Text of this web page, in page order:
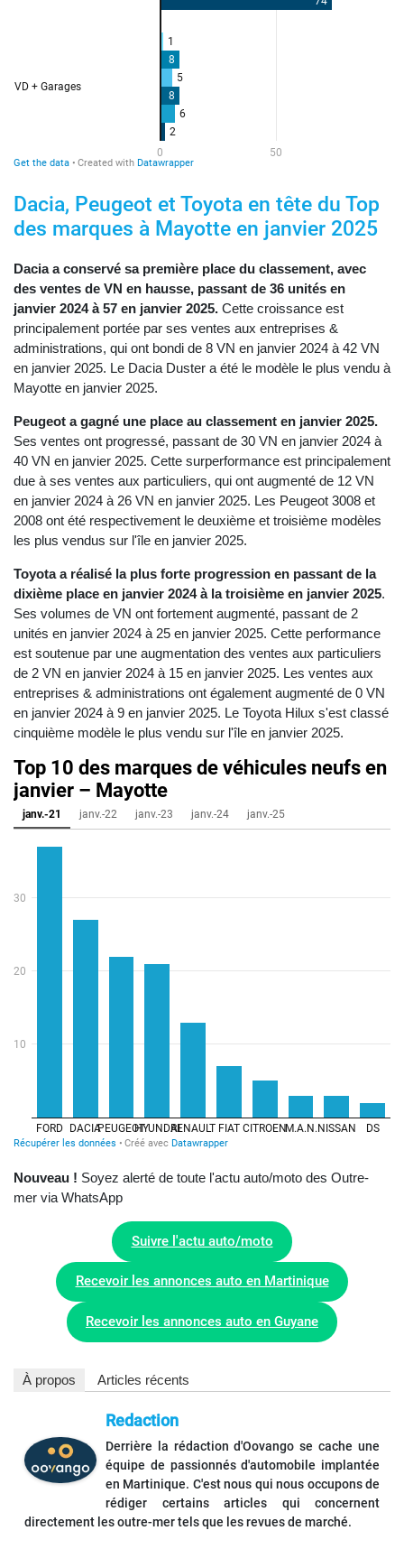
Dacia, Peugeot et Toyota en tête du Top
des marques à Mayotte en janvier 2025
Dacia a conservé sa première place du classement, avec
des ventes de VN en hausse, passant de 36 unités en
janvier 2024 à 57 en janvier 2025. Cette croissance est
principalement portée par ses ventes aux entreprises &
administrations, qui ont bondi de 8 VN en janvier 2024 à 42 VN
en janvier 2025. Le Dacia Duster a été le modèle le plus vendu à
Mayotte en janvier 2025.
Peugeot a gagné une place au classement en janvier 2025.
Ses ventes ont progressé, passant de 30 VN en janvier 2024 à
40 VN en janvier 2025. Cette surperformance est principalement
due à ses ventes aux particuliers, qui ont augmenté de 12 VN
en janvier 2024 à 26 VN en janvier 2025. Les Peugeot 3008 et
2008 ont été respectivement le deuxième et troisième modèles
les plus vendus sur l'île en janvier 2025.
Toyota a réalisé la plus forte progression en passant de la
dixième place en janvier 2024 à la troisième en janvier 2025.
Ses volumes de VN ont fortement augmenté, passant de 2
unités en janvier 2024 à 25 en janvier 2025. Cette performance
est soutenue par une augmentation des ventes aux particuliers
de 2 VN en janvier 2024 à 15 en janvier 2025. Les ventes aux
entreprises & administrations ont également augmenté de 0 VN
en janvier 2024 à 9 en janvier 2025. Le Toyota Hilux s'est classé
cinquième modèle le plus vendu sur l'île en janvier 2025.
Nouveau ! Soyez alerté de toute l'actu auto/moto des Outre-
mer via WhatsApp
Suivre l'actu auto/moto
Recevoir les annonces auto en Martinique
Recevoir les annonces auto en Guyane
À propos Articles récents
Redaction
Derrière la rédaction d'Oovango se cache une
équipe de passionnés d'automobile implantée
en Martinique. C'est nous qui nous occupons de
rédiger certains articles qui concernent
directement les outre-mer tels que les revues de marché.